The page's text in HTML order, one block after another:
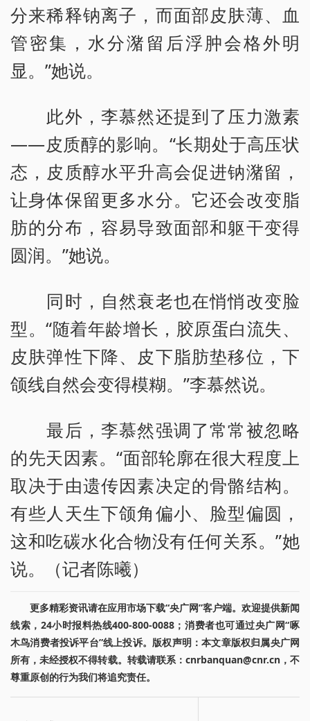
分来稀释钠离子，而面部皮肤薄、血
管密集，水分潴留后浮肿会格外明
显。”她说。
此外，李慕然还提到了压力激素
——皮质醇的影响。“长期处于高压状
态，皮质醇水平升高会促进钠潴留，
让身体保留更多水分。它还会改变脂
肪的分布，容易导致面部和躯干变得
圆润。”她说。
同时，自然衰老也在悄悄改变脸
型。“随着年龄增长，胶原蛋白流失、
皮肤弹性下降、皮下脂肪垫移位，下
颌线自然会变得模糊。”李慕然说。
最后，李慕然强调了常常被忽略
的先天因素。“面部轮廓在很大程度上
取决于由遗传因素决定的骨骼结构。
有些人天生下颌角偏小、脸型偏圆，
这和吃碳水化合物没有任何关系。”她
说。（记者陈曦）
更多精彩资讯请在应用市场下载“央广网”客户端。欢迎提供新闻
线索，24小时报料热线400-800-0088；消费者也可通过央广网“啄
木鸟消费者投诉平台”线上投诉。版权声明：本文章版权归属央广网
所有，未经授权不得转载。转载请联系：cnrbanquan@cnr.cn，不
尊重原创的行为我们将追究责任。